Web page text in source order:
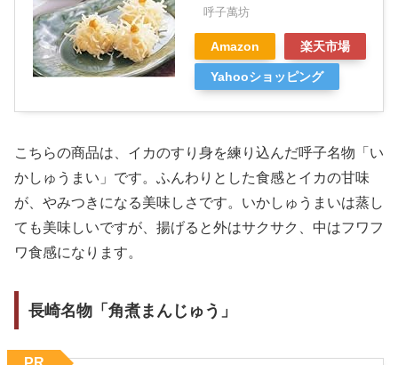
呼子萬坊
Amazon 楽天市場
Yahooショッピング
こちらの商品は、イカのすり身を練り込んだ呼子名物「い
かしゅうまい」です。ふんわりとした食感とイカの甘味
が、やみつきになる美味しさです。いかしゅうまいは蒸し
ても美味しいですが、揚げると外はサクサク、中はフワフ
ワ食感になります。
長崎名物「角煮まんじゅう」